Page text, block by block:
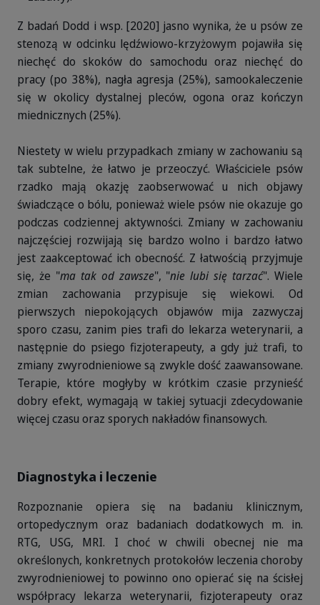
Z badań Dodd i wsp. [2020] jasno wynika, że u psów ze
stenozą w odcinku lędźwiowo-krzyżowym pojawiła się
niechęć do skoków do samochodu oraz niechęć do
pracy (po 38%), nagła agresja (25%), samookaleczenie
się w okolicy dystalnej pleców, ogona oraz kończyn
miednicznych (25%).
Niestety w wielu przypadkach zmiany w zachowaniu są
tak subtelne, że łatwo je przeoczyć. Właściciele psów
rzadko mają okazję zaobserwować u nich objawy
świadczące o bólu, ponieważ wiele psów nie okazuje go
podczas codziennej aktywności. Zmiany w zachowaniu
najczęściej rozwijają się bardzo wolno i bardzo łatwo
jest zaakceptować ich obecność. Z łatwością przyjmuje
się, że "ma tak od zawsze", "nie lubi się tarzać". Wiele
zmian zachowania przypisuje się wiekowi. Od
pierwszych niepokojących objawów mija zazwyczaj
sporo czasu, zanim pies trafi do lekarza weterynarii, a
następnie do psiego fizjoterapeuty, a gdy już trafi, to
zmiany zwyrodnieniowe są zwykle dość zaawansowane.
Terapie, które mogłyby w krótkim czasie przynieść
dobry efekt, wymagają w takiej sytuacji zdecydowanie
więcej czasu oraz sporych nakładów finansowych.
Diagnostyka i leczenie
Rozpoznanie opiera się na badaniu klinicznym,
ortopedycznym oraz badaniach dodatkowych m. in.
RTG, USG, MRI. I choć w chwili obecnej nie ma
określonych, konkretnych protokołów leczenia choroby
zwyrodnieniowej to powinno ono opierać się na ścisłej
współpracy lekarza weterynarii, fizjoterapeuty oraz